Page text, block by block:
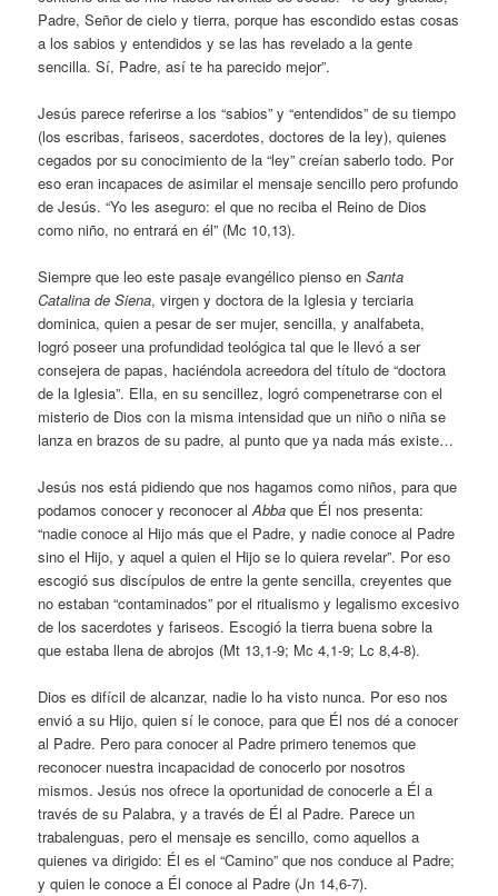
Padre, Señor de cielo y tierra, porque has escondido estas cosas
a los sabios y entendidos y se las has revelado a la gente
sencilla. Sí, Padre, así te ha parecido mejor”.
Jesús parece referirse a los “sabios” y “entendidos” de su tiempo
(los escribas, fariseos, sacerdotes, doctores de la ley), quienes
cegados por su conocimiento de la “ley” creían saberlo todo. Por
eso eran incapaces de asimilar el mensaje sencillo pero profundo
de Jesús. “Yo les aseguro: el que no reciba el Reino de Dios
como niño, no entrará en él” (Mc 10,13).
Siempre que leo este pasaje evangélico pienso enSanta
Catalina de Siena, virgen y doctora de la Iglesia y terciaria
dominica, quien a pesar de ser mujer, sencilla, y analfabeta,
logró poseer una profundidad teológica tal que le llevó a ser
consejera de papas, haciéndola acreedora del título de “doctora
de la Iglesia”. Ella, en su sencillez, logró compenetrarse con el
misterio de Dios con la misma intensidad que un niño o niña se
lanza en brazos de su padre, al punto que ya nada más existe…
Jesús nos está pidiendo que nos hagamos como niños, para que
podamos conocer y reconocer alAbba que Él nos presenta:
“nadie conoce al Hijo más que el Padre, y nadie conoce al Padre
sino el Hijo, y aquel a quien el Hijo se lo quiera revelar”. Por eso
escogió sus discípulos de entre la gente sencilla, creyentes que
no estaban “contaminados” por el ritualismo y legalismo excesivo
de los sacerdotes y fariseos. Escogió la tierra buena sobre la
que estaba llena de abrojos (Mt 13,1-9; Mc 4,1-9; Lc 8,4-8).
Dios es difícil de alcanzar, nadie lo ha visto nunca. Por eso nos
envió a su Hijo, quien sí le conoce, para que Él nos dé a conocer
al Padre. Pero para conocer al Padre primero tenemos que
reconocer nuestra incapacidad de conocerlo por nosotros
mismos. Jesús nos ofrece la oportunidad de conocerle a Él a
través de su Palabra, y a través de Él al Padre. Parece un
trabalenguas, pero el mensaje es sencillo, como aquellos a
quienes va dirigido: Él es el “Camino” que nos conduce al Padre;
y quien le conoce a Él conoce al Padre (Jn 14,6-7).